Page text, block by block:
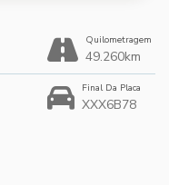
Quilometragem
49.260km
Final Da Placa
XXX6B78